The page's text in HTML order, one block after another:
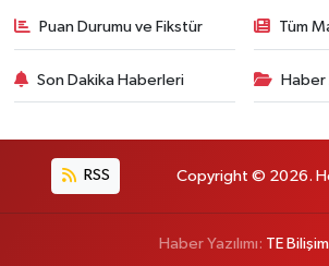
Puan Durumu ve Fikstür Tüm
Son Dakika Haberleri Haber
RSS Copyright © 2026.
Haber Yazılımı: TE Bilişim